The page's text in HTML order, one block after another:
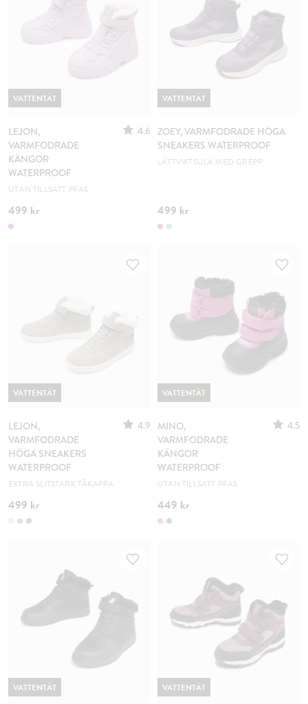
LEJON,
VARMFODRADE
KÄNGOR
WATERPROOF
4.6
UTAN TILLSATT PFAS
499 kr
VATTENTÄT
ZOEY, VARMFODRADE HÖGA
SNEAKERS WATERPROOF
LÄTTVIKTSULA MED GREPP
499 kr
VATTENTÄT
LEJON,
VARMFODRADE
HÖGA SNEAKERS
WATERPROOF
4.9
EXTRA SLITSTARK TÅKAPPA
499 kr
VATTENTÄT
MINO,
VARMFODRADE
KÄNGOR
WATERPROOF
4.5
UTAN TILLSATT PFAS
449 kr
VATTENTÄT
VATTENTÄT VATTENTÄT